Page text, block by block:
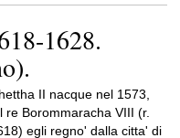
1628.
II nacque nel 1573,
re Borommaracha VIII (r.
egli regno' dalla citta' di